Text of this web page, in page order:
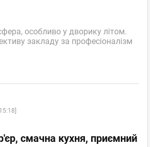
особливо у дворику літом.
закладу за професіоналізм
смачна кухня, приємний